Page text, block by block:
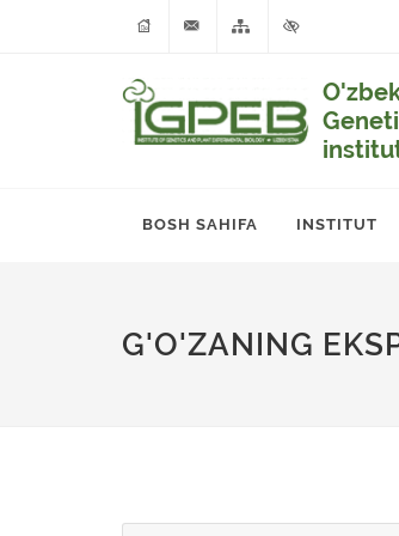
BOSH SAHIFA INSTITUT
G'O'ZANING